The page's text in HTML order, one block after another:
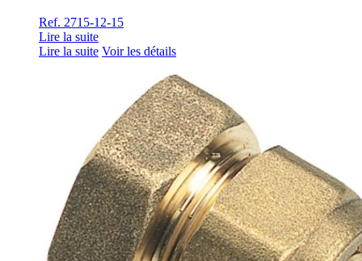
Ref. 2715-12-15
Lire la suite
Lire la suite Voir les détails